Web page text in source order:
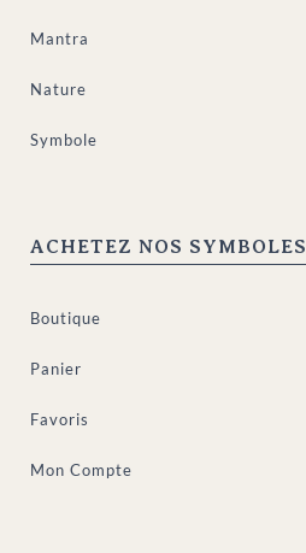
Mantra
Nature
Symbole
ACHETEZ NOS SYMBOLES
Boutique
Panier
Favoris
Mon Compte